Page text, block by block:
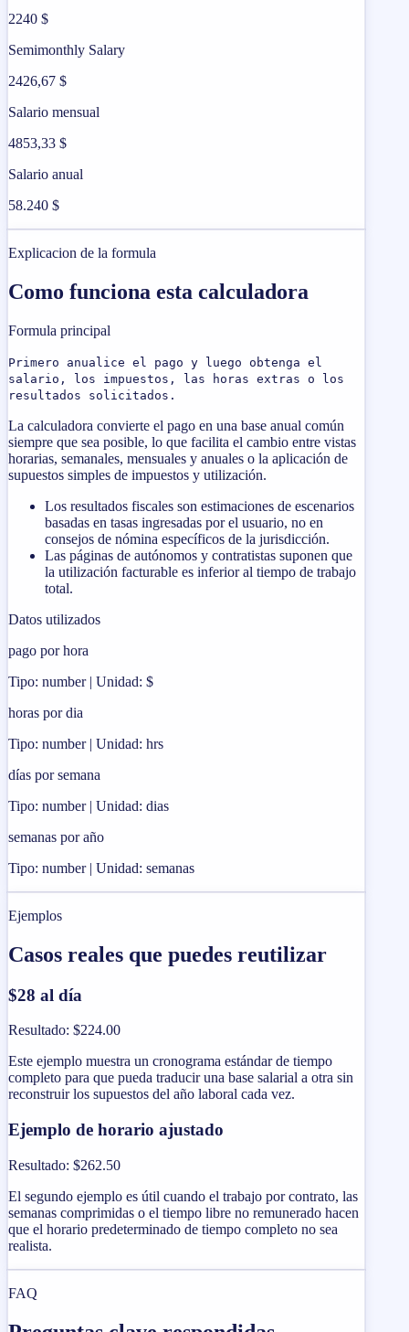
2240 $
Semimonthly Salary
2426,67 $
Salario mensual
4853,33 $
Salario anual
58.240 $
Explicacion de la formula
Como funciona esta calculadora
Formula principal
Primero anualice el pago y luego obtenga el
salario, los impuestos, las horas extras o los
resultados solicitados.
La calculadora convierte el pago en una base anual común
siempre que sea posible, lo que facilita el cambio entre vistas
horarias, semanales, mensuales y anuales o la aplicación de
supuestos simples de impuestos y utilización.
Los resultados fiscales son estimaciones de escenarios
basadas en tasas ingresadas por el usuario, no en
consejos de nómina específicos de la jurisdicción.
Las páginas de autónomos y contratistas suponen que
la utilización facturable es inferior al tiempo de trabajo
total.
Datos utilizados
pago por hora
Tipo: number | Unidad: $
horas por dia
Tipo: number | Unidad: hrs
días por semana
Tipo: number | Unidad: dias
semanas por año
Tipo: number | Unidad: semanas
Ejemplos
Casos reales que puedes reutilizar
$28 al día
Resultado: $224.00
Este ejemplo muestra un cronograma estándar de tiempo
completo para que pueda traducir una base salarial a otra sin
reconstruir los supuestos del año laboral cada vez.
Ejemplo de horario ajustado
Resultado: $262.50
El segundo ejemplo es útil cuando el trabajo por contrato, las
semanas comprimidas o el tiempo libre no remunerado hacen
que el horario predeterminado de tiempo completo no sea
realista.
FAQ